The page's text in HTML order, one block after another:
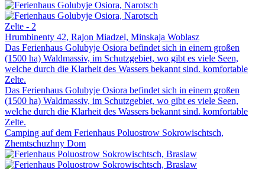
Zelte - 2
Hrumbinenty 42, Rajon Miadzel, Minskaja Woblasz
Das Ferienhaus Golubyje Osiora befindet sich in einem großen
(1500 ha) Waldmassiv, im Schutzgebiet, wo gibt es viele Seen,
welche durch die Klarheit des Wassers bekannt sind. komfortable
Zelte.
Das Ferienhaus Golubyje Osiora befindet sich in einem großen
(1500 ha) Waldmassiv, im Schutzgebiet, wo gibt es viele Seen,
welche durch die Klarheit des Wassers bekannt sind. komfortable
Zelte.
Camping auf dem Ferienhaus Poluostrow Sokrowischtsch,
Zhemtschuzhny Dom